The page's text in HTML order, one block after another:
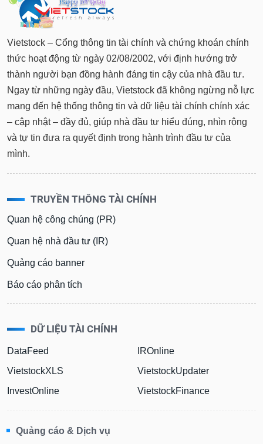
Vietstock – Cổng thông tin tài chính và chứng khoán chính
thức hoạt động từ ngày 02/08/2002, với định hướng trở
thành người bạn đồng hành đáng tin cậy của nhà đầu tư.
Ngay từ những ngày đầu, Vietstock đã không ngừng nỗ lực
mang đến hệ thống thông tin và dữ liệu tài chính chính xác
– cập nhật – đầy đủ, giúp nhà đầu tư hiểu đúng, nhìn rộng
và tự tin đưa ra quyết định trong hành trình đầu tư của
mình.
TRUYỀN THÔNG TÀI CHÍNH
Quan hệ công chúng (PR)
Quan hệ nhà đầu tư (IR)
Quảng cáo banner
Báo cáo phân tích
DỮ LIỆU TÀI CHÍNH
DataFeed
VietstockXLS
InvestOnline
IROnline
VietstockUpdater
VietstockFinance
Quảng cáo & Dịch vụ